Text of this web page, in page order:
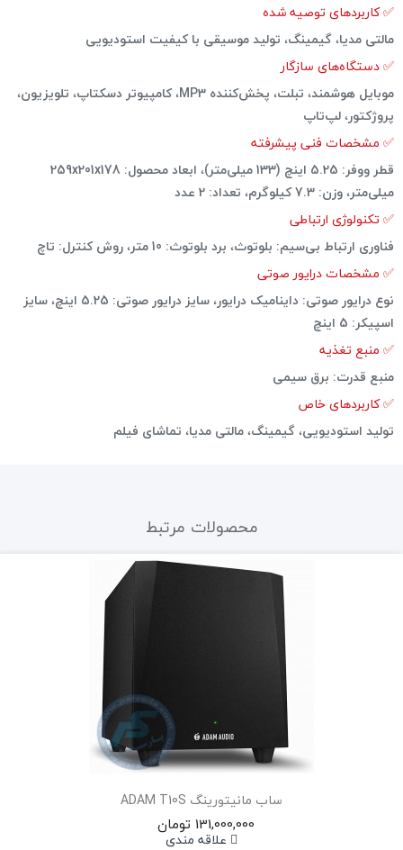
✅ کاربردهای توصیه شده
مالتی مدیا، گیمینگ، تولید موسیقی با کیفیت استودیویی
✅ دستگاه‌های سازگار
موبایل هوشمند، تبلت، پخش‌کننده MP3 ،کامپیوتر دسکتاپ، تلویزیون،
پروژکتور، لپ‌تاپ
✅ مشخصات فنی پیشرفته
قطر ووفر: 5.25 اینچ (133 میلی‌متر)
،
ابعاد محصول: 259x201x178
میلی‌متر، وزن: 7.3 کیلوگرم ، تعداد: 2 عدد
✅ تکنولوژی ارتباطی
فناوری ارتباط بی‌سیم: بلوتوث، برد بلوتوث: 10 متر ، روش کنترل: تاچ
✅ مشخصات درایور صوتی
نوع درایور صوتی: داینامیک درایور، سایز درایور صوتی: 5.25 اینچ ، سایز
اسپیکر: 5 اینچ
✅ منبع تغذیه
منبع قدرت: برق سیمی
✅ کاربردهای خاص
تولید استودیویی، گیمینگ، مالتی مدیا، تماشای فیلم
محصولات مرتبط
ساب مانیتورینگ ADAM T10S
131,000,000 تومان
علاقه مندی